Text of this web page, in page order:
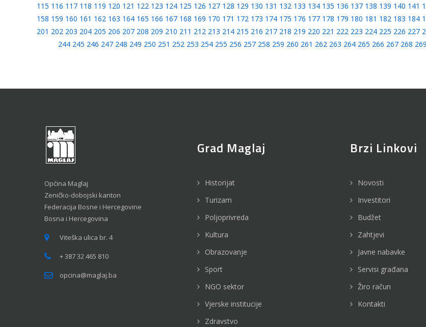
115 116 117 118 119 120 121 122 123 124 125 126 127 128 129 130 131 132 133 134 135 136 137 138 139 140 141
158 159 160 161 162 163 164 165 166 167 168 169 170 171 172 173 174 175 176 177 178 179 180 181 182 183 184
201 202 203 204 205 206 207 208 209 210 211 212 213 214 215 216 217 218 219 220 221 222 223 224 225 226 227
244 245 246 247 248 249 250 251 252 253 254 255 256 257 258 259 260 261 262 263 264 265 266 267 268 269
Općina Maglaj
Zeničko-dobojski kanton
Federacija Bosne i Hercegovine
Bosna i Hercegovina
Viteška ulica br. 4
+ 387 32 465 810
opcina@maglaj.ba
Grad Maglaj
Historijat
Turizam
Poljoprivreda
Kultura
Obrazovanje
Sport
NGO sektor
Vjerske institucije
Zdravstvo
Brzi Linkovi
Novosti
Investitori
Budžet
Zahtjevi
Javne nabavke
Servisi građana
Žiro račun
Kontakti